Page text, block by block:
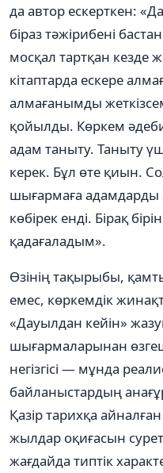
да автор ескерткен:
біраз тәжірибені
мосқал тартқан кезде
кітаптарда ескере
алмағанымды
қойылды. Көркем
адам таныту. Таныту
керек. Бұл өте қиын.
шығармаға адамдарды
көбірек енді. Бірақ
қадағаладым».
Өзінің тақырыбы,
емес, көркемдік
«Дауылдан кейін»
шығармаларынан
негізгісі — мұнда
байланыстардың
Қазір тарихқа
жылдар оқиғасын
жағдайда типтік